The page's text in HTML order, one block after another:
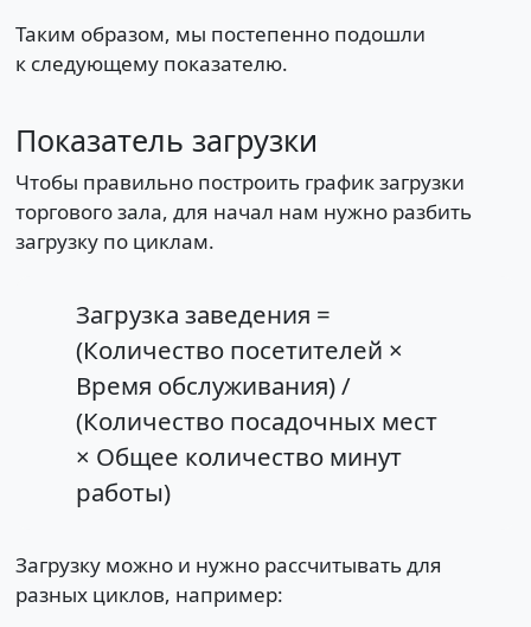
Таким образом, мы постепенно подошли
к следующему показателю.
Показатель загрузки
Чтобы правильно построить график загрузки
торгового зала, для начал нам нужно разбить
загрузку по циклам.
Загрузка заведения =
(Количество посетителей ×
Время обслуживания) /
(Количество посадочных мест
× Общее количество минут
работы)
Загрузку можно и нужно рассчитывать для
разных циклов, например: